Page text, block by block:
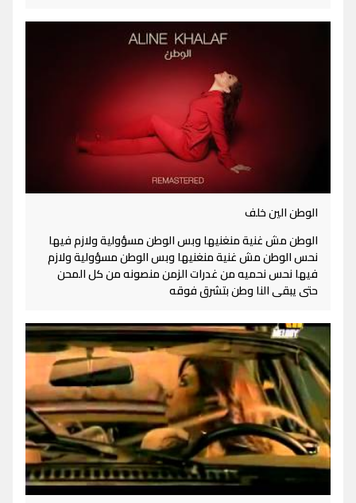
الوطن الين خلف
الوطن مش غنية منغنيها وبس الوطن مسؤولية ولازم فيها
نحس الوطن مش غنية منغنيها وبس الوطن مسؤولية ولازم
فيها نحس نحميه من غدرات الزمن منصونه من كل المحن
حتى يبقى النا وطن بتشرق فوقه